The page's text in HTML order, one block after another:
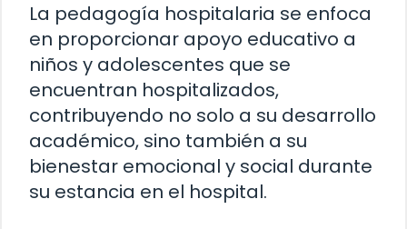
La pedagogía hospitalaria se enfoca
en proporcionar apoyo educativo a
niños y adolescentes que se
encuentran hospitalizados,
contribuyendo no solo a su desarrollo
académico, sino también a su
bienestar emocional y social durante
su estancia en el hospital.